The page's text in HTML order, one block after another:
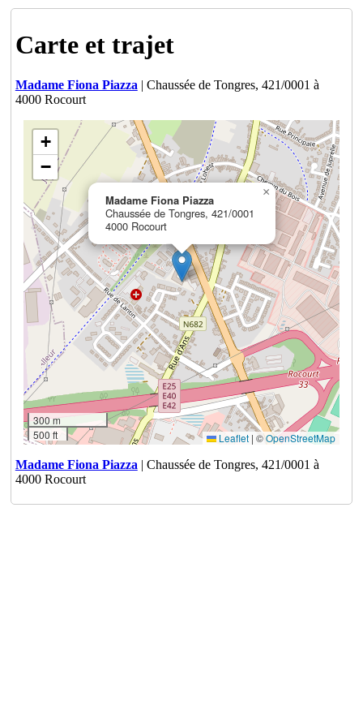
Carte et trajet
Madame Fiona Piazza | Chaussée de Tongres, 421/0001 à
4000 Rocourt
Madame Fiona Piazza
Chaussée de Tongres, 421/0001
4000 Rocourt
×
+
−
300 m
500 ft
Leaflet | ©OpenStreetMap
Madame Fiona Piazza | Chaussée de Tongres, 421/0001 à
4000 Rocourt